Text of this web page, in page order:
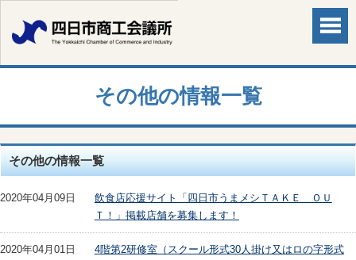
その他の情報一覧
その他の情報一覧
2020年04月09日
飲食店応援サイト「四日市うまメシＴＡＫＥ ＯＵ
Ｔ！」掲載店舗を募集します！
2020年04月01日
4階第2研修室（スクール形式30人掛け又はロの字形式